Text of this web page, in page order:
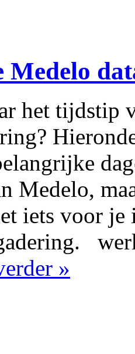
het tijdstip
Medelo,
iets voor je
»